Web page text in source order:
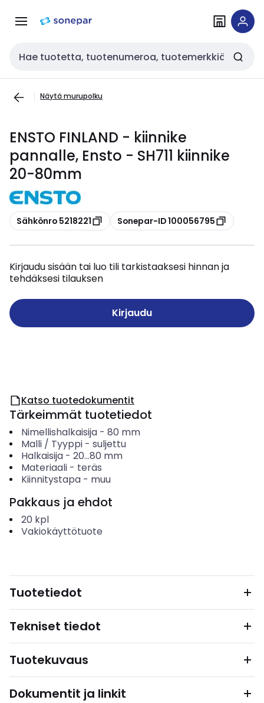
navigointiinsisältöön
Haku
Näytä murupolku
ENSTO FINLAND - kiinnike
pannalle, Ensto - SH711 kiinnike
20-80mm
Kopioi
Sähkönro 5218221 Kopioi
Sonepar-ID 100056795
Kirjaudu sisään tai luo tili tarkistaaksesi hinnan ja
tehdäksesi tilauksen
Kirjaudu
Katso tuotedokumentit
Tärkeimmät tuotetiedot
Nimellishalkaisija- 80 mm
Malli / Tyyppi- suljettu
Halkaisija- 20...80 mm
Materiaali- teräs
Kiinnitystapa- muu
Pakkaus ja ehdot
20 kpl
Vakiokäyttötuote
Tuotetiedot
Tekniset tiedot
Tuotekuvaus
Dokumentit ja linkit